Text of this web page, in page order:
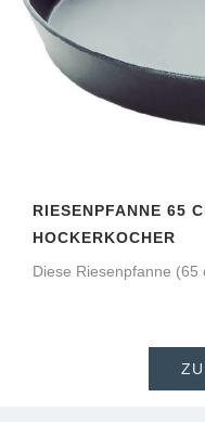
RIESENPFANNE 65
OCKERKOCHER
Diese Riesenpfanne